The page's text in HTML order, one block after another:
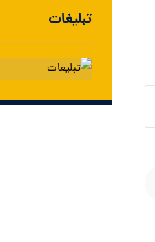
تبلیغات